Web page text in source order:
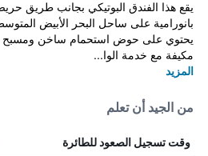
يقع هذا الفندق البوتيكي بجانب طريق
بانورامية على ساحل البحر الأبيض
يحتوي على حوض استحمام ساخن ومسبح
مكيفة مع خدمة الوا...
المزيد
من الجيد أن تعلم
وقت تسجيل الصعود للطائرة